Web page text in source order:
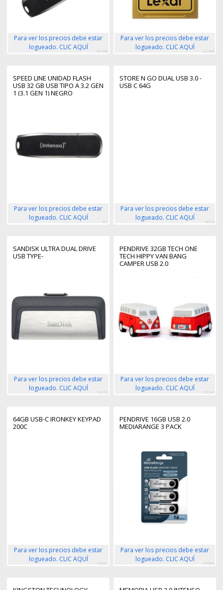
Para ver los precios debe estar
logueado. CLIC AQUÍ
391090
Para ver los precios debe estar
logueado. CLIC AQUÍ
422409
SPEED LINE UNIDAD FLASH
USB 32 GB USB TIPO A 3.2 GEN
1 (3.1 GEN 1) NEGRO
Para ver los precios debe estar
logueado. CLIC AQUÍ
461
STORE N GO DUAL USB 3.0 -
USB C 64G
Para ver los precios debe estar
logueado. CLIC AQUÍ
49144
SANDISK ULTRA DUAL DRIVE
USB TYPE-
Para ver los precios debe estar
logueado. CLIC AQUÍ
91103
PENDRIVE 32GB TECH ONE
TECH HIPPY VAN BANG
CAMPER USB 2.0
Para ver los precios debe estar
logueado. CLIC AQUÍ
101541
64GB USB-C IRONKEY KEYPAD
200C
Para ver los precios debe estar
logueado. CLIC AQUÍ
169021
PENDRIVE 16GB USB 2.0
MEDIARANGE 3 PACK
Para ver los precios debe estar
logueado. CLIC AQUÍ
256996